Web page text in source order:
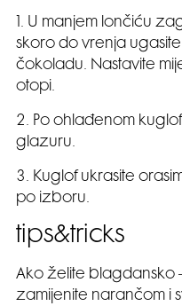
1. U manjem lončiću
skoro do vrenja
čokoladu. Nastavite
otopi.
2. Po ohlađenom
glazuru.
3. Kuglof ukrasite
po izboru.
tips&tricks
Ako želite blagdansko
zamijenite narančom i